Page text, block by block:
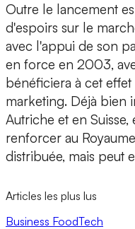
Outre le lancement
d'espoirs sur le
avec l'appui de son
en force en 2003,
bénéficiera à cet
marketing. Déjà bien
Autriche et en
renforcer au
distribuée, mais peut
Articles les plus lus
Business FoodTech